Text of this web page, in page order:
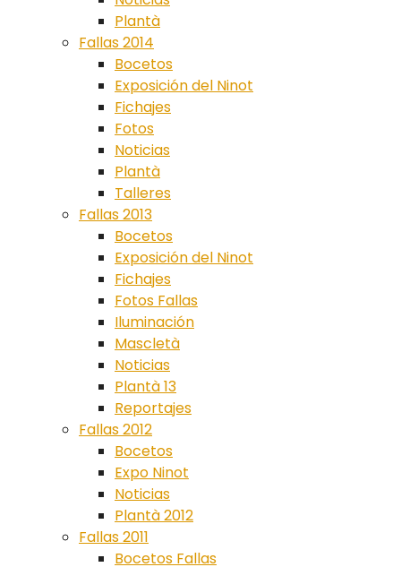
Plantà
Fallas 2014
Bocetos
Exposición del Ninot
Fichajes
Fotos
Noticias
Plantà
Talleres
Fallas 2013
Bocetos
Exposición del Ninot
Fichajes
Fotos Fallas
Iluminación
Mascletà
Noticias
Plantà 13
Reportajes
Fallas 2012
Bocetos
Expo Ninot
Noticias
Plantà 2012
Fallas 2011
Bocetos Fallas